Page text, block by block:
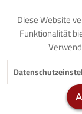
Vorwort:
Vorlage:
Spiel: Welche
Zählspiel: Meine
Marketing
Tracking
Diese Website
Funktionalität